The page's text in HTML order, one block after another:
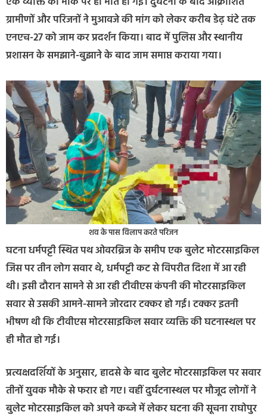
ग्रामीणों और परिजनों ने मुआवजे की मांग को लेकर करीब डेढ़ घंटे तक
एनएच-27 को जाम कर प्रदर्शन किया। बाद में पुलिस और स्थानीय
प्रशासन के समझाने-बुझाने के बाद जाम समाप्त कराया गया।
शव के पास विलाप करते परिजन
घटना धर्मपट्टी स्थित पथ ओवरब्रिज के समीप एक बुलेट मोटरसाइकिल
जिस पर तीन लोग सवार थे, धर्मपट्टी कट से विपरीत दिशा में आ रही
थी। इसी दौरान सामने से आ रही टीवीएस कंपनी की मोटरसाइकिल
सवार से उसकी आमने-सामने जोरदार टक्कर हो गई। टक्कर इतनी
भीषण थी कि टीवीएस मोटरसाइकिल सवार व्यक्ति की घटनास्थल पर
ही मौत हो गई।
प्रत्यक्षदर्शियों के अनुसार, हादसे के बाद बुलेट मोटरसाइकिल पर सवार
तीनों युवक मौके से फरार हो गए। वहीं दुर्घटनास्थल पर मौजूद लोगों ने
बुलेट मोटरसाइकिल को अपने कब्जे में लेकर घटना की सूचना राघोपुर